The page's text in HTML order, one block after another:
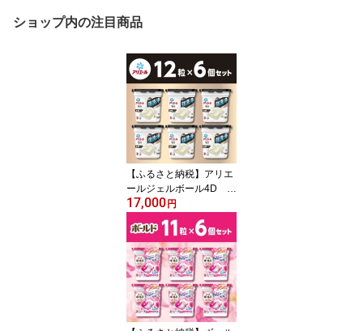
ショップ内の注目商品
【ふるさと納税】アリエ
ールジェルボール4D 微
香 本体 12個入り×6セ
17,000 円